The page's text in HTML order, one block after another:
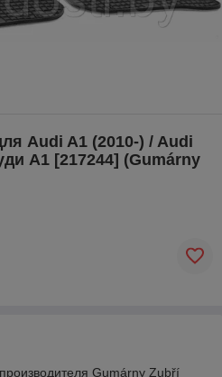
Audi A1 (2010-) / Audi
А1 [217244] (Gumárny
Gumárny Zubří